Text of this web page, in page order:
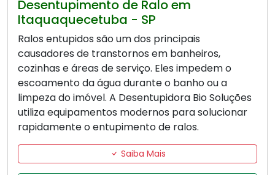
Desentupimento de Ralo em
Itaquaquecetuba - SP
Ralos entupidos são um dos principais
causadores de transtornos em banheiros,
cozinhas e áreas de serviço. Eles impedem o
escoamento da água durante o banho ou a
limpeza do imóvel. A Desentupidora Bio Soluções
utiliza equipamentos modernos para solucionar
rapidamente o entupimento de ralos.
Saiba Mais